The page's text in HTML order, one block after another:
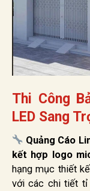
Thi Công
LED Sang
Quảng Cáo
kết hợp logo
hạng mục thiết
với các chi tiết tỉ